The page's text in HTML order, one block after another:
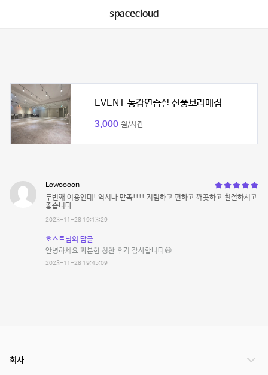
spacecloud
EVENT 동감연습실 신풍보라매점
3,000 원/시간
Lowoooon
두번째 이용인데! 역시나 만족!!!! 저렴하고 편하고 깨끗하고 친절하시고
좋습니다
2023-11-28 19:13:29
호스트님의 답글
안녕하세요 과분한 칭찬 후기 감사합니다😆
2023-11-28 19:45:09
회사